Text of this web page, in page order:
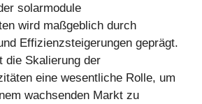
solarmodule
wird maßgeblich durch
Effizienzsteigerungen geprägt.
die Skalierung der
eine wesentliche Rolle, um
wachsenden Markt zu